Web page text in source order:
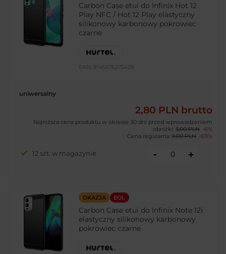
Carbon Case etui do Infinix Hot 12
Play NFC / Hot 12 Play elastyczny
silikonowy karbonowy pokrowiec
czarne
EAN: 9145576275429
uniwersalny
2,80 PLN brutto
Najniższa cena produktu w okresie 30 dni przed wprowadzeniem
obniżki: 3,00 PLN -6%
Cena regularna: 9,00 PLN -69%
12 szt. w magazynie - +
OKAZJA EOL
Carbon Case etui do Infinix Note 12i
elastyczny silikonowy karbonowy
pokrowiec czarne